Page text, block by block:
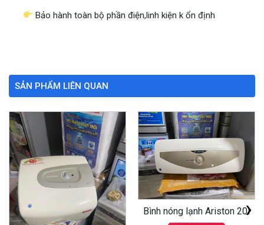
Bảo hành toàn bộ phần điện,linh kiện k ổn định
SẢN PHẨM LIÊN QUAN
Bình nóng lạnh Ariston 20l
‹ ›